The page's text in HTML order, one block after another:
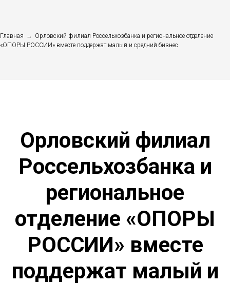
Главная → Орловский филиал Россельхозбанка и региональное отделение
«ОПОРЫ РОССИИ» вместе поддержат малый и средний бизнес
Орловский филиал
Россельхозбанка и
региональное
отделение «ОПОРЫ
РОССИИ» вместе
поддержат малый и